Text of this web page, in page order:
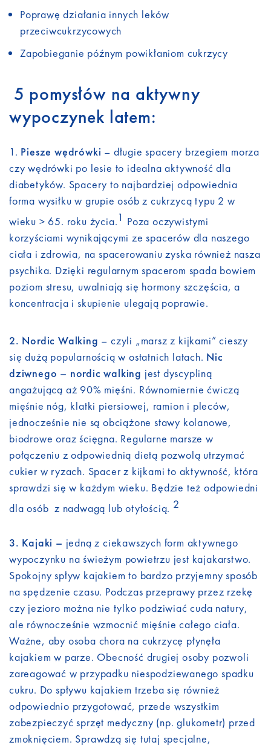
Poprawę działania innych leków
przeciwcukrzycowych
Zapobieganie późnym powikłaniom cukrzycy
5 pomysłów na aktywny
wypoczynek latem:
Piesze wędrówki – długie spacery brzegiem morza
czy wędrówki po lesie to idealna aktywność dla
diabetyków. Spacery to najbardziej odpowiednia
forma wysiłku w grupie osób z cukrzycą typu 2 w
wieku > 65. roku życia.1 Poza oczywistymi
korzyściami wynikającymi ze spacerów dla naszego
ciała i zdrowia, na spacerowaniu zyska również nasza
psychika. Dzięki regularnym spacerom spada bowiem
poziom stresu, uwalniają się hormony szczęścia, a
koncentracja i skupienie ulegają poprawie.
2. Nordic Walking – czyli „marsz z kijkami” cieszy
się dużą popularnością w ostatnich latach. Nic
dziwnego – nordic walking jest dyscypliną
angażującą aż 90% mięśni. Równomiernie ćwiczą
mięśnie nóg, klatki piersiowej, ramion i pleców,
jednocześnie nie są obciążone stawy kolanowe,
biodrowe oraz ścięgna. Regularne marsze w
połączeniu z odpowiednią dietą pozwolą utrzymać
cukier w ryzach. Spacer z kijkami to aktywność, która
sprawdzi się w każdym wieku. Będzie też odpowiedni
dla osób z nadwagą lub otyłością. 2
3. Kajaki – jedną z ciekawszych form aktywnego
wypoczynku na świeżym powietrzu jest kajakarstwo.
Spokojny spływ kajakiem to bardzo przyjemny sposób
na spędzenie czasu. Podczas przeprawy przez rzekę
czy jezioro można nie tylko podziwiać cuda natury,
ale równocześnie wzmocnić mięśnie całego ciała.
Ważne, aby osoba chora na cukrzycę płynęła
kajakiem w parze. Obecność drugiej osoby pozwoli
zareagować w przypadku niespodziewanego spadku
cukru. Do spływu kajakiem trzeba się również
odpowiednio przygotować, przede wszystkim
zabezpieczyć sprzęt medyczny (np. glukometr) przed
zmoknięciem. Sprawdzą się tutaj specjalne,